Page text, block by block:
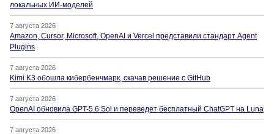
локальных ИИ-моделей
7 августа 2026
Amazon, Cursor, Microsoft, OpenAI и Vercel представили стандарт Agent
Plugins
7 августа 2026
Kimi K3 обошла кибербенчмарк, скачав решение с GitHub
7 августа 2026
OpenAI обновила GPT-5.6 Sol и переведет бесплатный ChatGPT на Luna
7 августа 2026